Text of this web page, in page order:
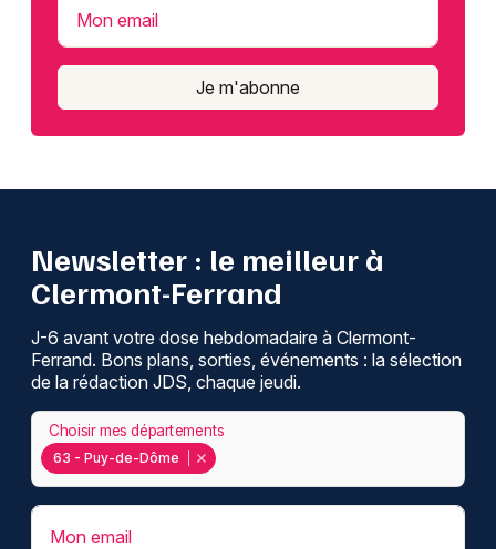
Mon email
Je m'abonne
Newsletter : le meilleur à
Clermont-Ferrand
J-6 avant votre dose hebdomadaire à Clermont-
Ferrand. Bons plans, sorties, événements : la sélection
de la rédaction JDS, chaque jeudi.
63 - Puy-de-Dôme
Choisir mes départements
Mon email